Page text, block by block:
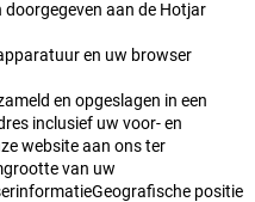
aan de Hotjar
en uw browser
en opgeslagen in een
inclusief uw voor- en
website aan ons ter
van uw
positie